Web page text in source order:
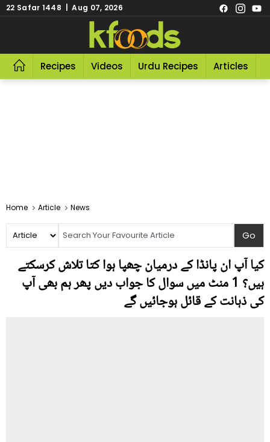
22 Safar 1448 | Aug 07, 2026
Recipes Videos Urdu Recipes Articles
Home Article News
کیا آپ ان پانڈا کے درمیان چھپا ہوا کتا تلاش کرسکتے
ہیں؟ 1 منٹ میں سوال کا جواب دیں پھر ہم بھی آپ
کی ذہانت کے قائل ہوجائیں گے